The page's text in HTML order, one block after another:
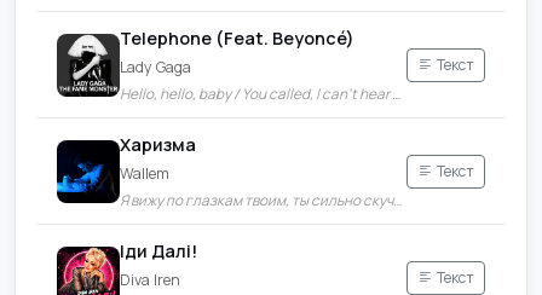
Telephone (Feat. Beyoncé)
Lady Gaga
Hello, hello, baby / You called, I can't hear a thing
Текст
Харизма
Wallem
Я вижу по глазкам твоим, ты сильно скучаешь по нам / Вокруг меня миллион дам, любовь лишь тебе я отдам
Текст
Іди Далі!
Diva Iren
Текст